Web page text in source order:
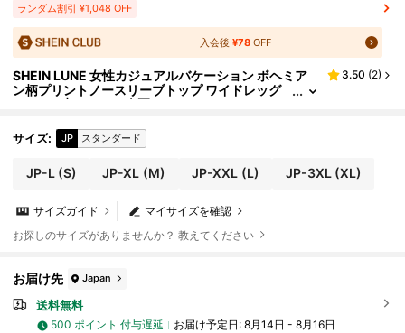
ランダム割引 ¥1,048 OFF
入会後¥78 OFF
SHEIN LUNE 女性カジュアルバケーション ボヘミア
ン柄プリントノースリーブトップ ワイドレッグ
パンツ 2点セット、春夏
3.50 (2)
サイズ: JP スタンダード
JP-L(S) JP-XL (M) JP-XXL (L) JP-3XL(XL)
マイサイズを確認
サイズガイド
お探しのサイズがありませんか？ 教えてください
お届け先 Japan
送料無料
500 ポイント 付与遅延 お届け予定日: 8月14日 - 8月16日